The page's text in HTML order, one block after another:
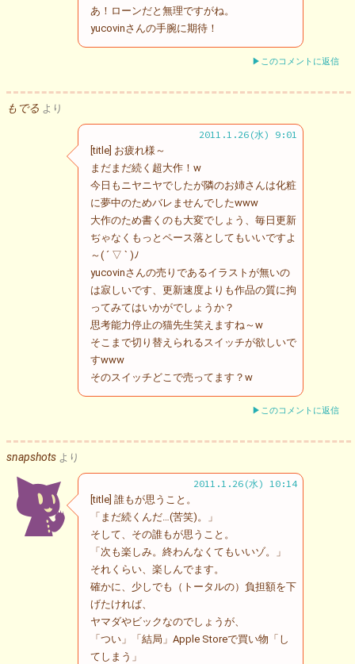
あ！ローンだと無理ですがね。
yucovinさんの手腕に期待！
▶このコメントに返信
もでる より
2011.1.26(水) 9:01
[title] お疲れ様～
まだまだ続く超大作！w
今日もニヤニヤでしたが隣のお姉さんは化粧
に夢中のためバレませんでしたwww
大作のため書くのも大変でしょう、毎日更新
ぢゃなくもっとペース落としてもいいですよ
～( ´ ▽ ` )ﾉ
yucovinさんの売りであるイラストが無いの
は寂しいです、更新速度よりも作品の質に拘
ってみてはいかがでしょうか？
思考能力停止の猫先生笑えますね～w
そこまで切り替えられるスイッチが欲しいで
すwww
そのスイッチどこで売ってます？w
▶このコメントに返信
snapshots より
2011.1.26(水) 10:14
[title] 誰もが思うこと。
「まだ続くんだ…(苦笑)。」
そして、その誰もが思うこと。
「次も楽しみ。終わんなくてもいいゾ。」
それくらい、楽しんでます。
確かに、少しでも（トータルの）負担額を下
げたければ、
ヤマダやビックなのでしょうが、
「つい」「結局」Apple Storeで買い物「し
てしまう」